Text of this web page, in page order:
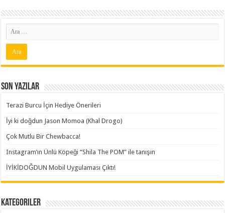
Son Yazılar
Terazi Burcu İçin Hediye Önerileri
İyi ki doğdun Jason Momoa (Khal Drogo)
Çok Mutlu Bir Chewbacca!
Instagram’ın Ünlü Köpeği “Shila The POM” ile tanışın
İYİKİDOĞDUN Mobil Uygulaması Çıktı!
Kategoriler